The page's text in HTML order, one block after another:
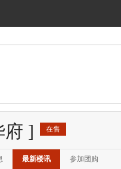
府 ] 在售
最新楼讯 参加团购